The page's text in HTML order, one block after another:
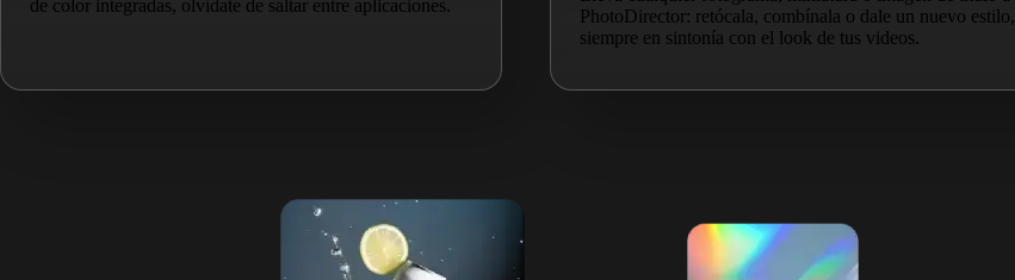
de color integradas, olvídate de saltar entre aplicaciones.
PhotoDirector: retócala, combínala o dale un nuevo estilo,
siempre en sintonía con el look de tus videos.